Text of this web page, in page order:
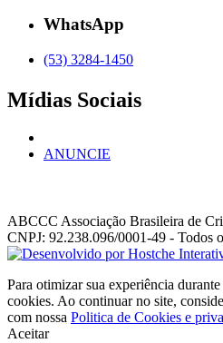
WhatsApp
(53) 3284-1450
Mídias Sociais
ANUNCIE
ABCCC Associação Brasileira de
CNPJ: 92.238.096/0001-49 - Todos
Para otimizar sua experiência
cookies. Ao continuar no site,
com nossa Politica de Cookies e
Aceitar